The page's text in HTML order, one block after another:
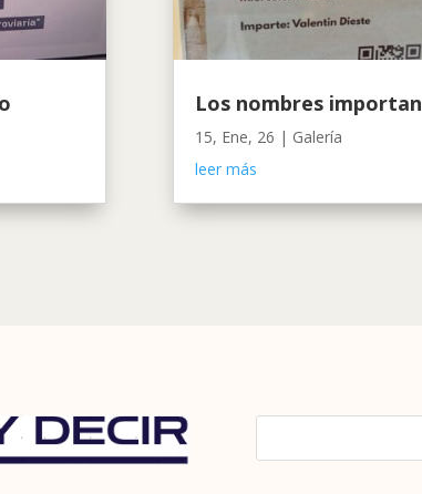
Los nombres importan
15, Ene, 26 | Galería
leer más